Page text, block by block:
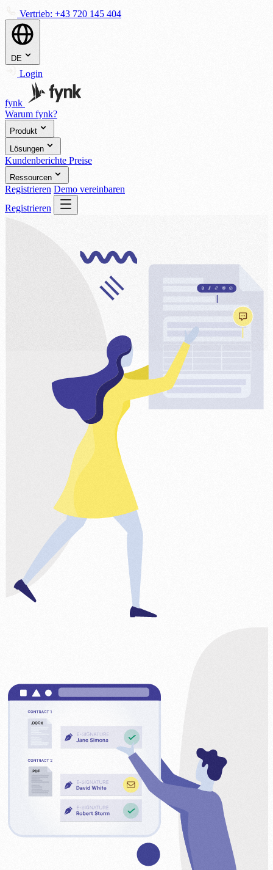
Vertrieb: +43 720 145 404
DE
Login
fynk
Warum fynk?
Produkt
Lösungen
Kundenberichte Preise
Ressourcen
Registrieren Demo vereinbaren
Registrieren